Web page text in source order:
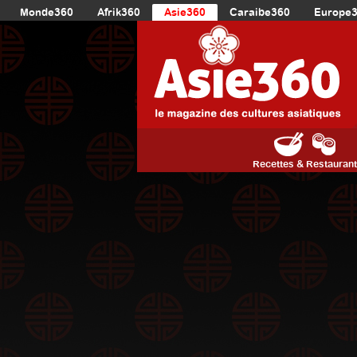
Monde360 Afrik360 Asie360 Caraibe360
Recettes &